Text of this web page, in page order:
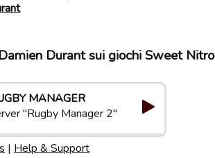
Durant sui giochi Sweet Nitro
MANAGER
"Rugby Manager 2"
| Help & Support